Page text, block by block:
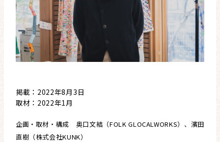
掲載：2022年8月3日
取材：2022年1月
企画・取材・構成 奥口文結（FOLK GLOCALWORKS）、濱田
直樹（株式会社KUNK）